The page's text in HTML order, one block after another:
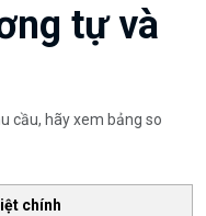
tự và
cầu, hãy xem bảng so
chính